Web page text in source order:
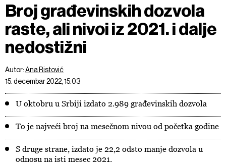
Broj građevinskih dozvola
raste, ali nivoi iz 2021. i dalje
nedostižni
Autor:Ana Ristović
15. decembar 2022, 15:03
U oktobru u Srbiji izdato 2.989 građevinskih dozvola
To je najveći broj na mesečnom nivou od početka godine
S druge strane, izdato je 22,2 odsto manje dozvola u
odnosu na isti mesec 2021.